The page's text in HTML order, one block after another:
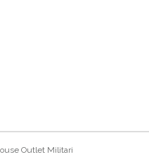
Outlet Militari